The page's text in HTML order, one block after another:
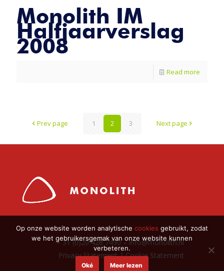
Monolith IM
Halfjaarverslag
2008
Read more
Prev page 1 2 3 Next page
+ 31 (0)20 428 7490 –info@monolith.nl
Privacy Statement|Cookie Statement
Op onze website worden analytische cookies gebruikt, zodat
we het gebruikersgemak van onze website kunnen
verbeteren.
Oké Meer lezen